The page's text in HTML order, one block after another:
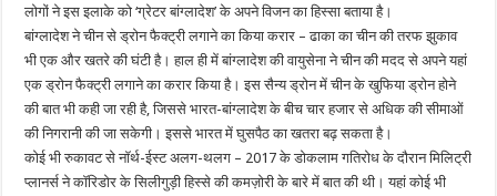
लोगों ने इस इलाके को ‘ग्रेटर बांग्लादेश’ के अपने विजन का हिस्सा बताया है।
बांग्लादेश ने चीन से ड्रोन फैक्ट्री लगाने का किया करार – ढाका का चीन की तरफ झुकाव
भी एक और खतरे की घंटी है। हाल ही में बांग्लादेश की वायुसेना ने चीन की मदद से अपने यहां
एक ड्रोन फैक्ट्री लगाने का करार किया है। इस सैन्य ड्रोन में चीन के खुफिया ड्रोन होने
की बात भी कही जा रही है, जिससे भारत-बांग्लादेश के बीच चार हजार से अधिक की सीमाओं
की निगरानी की जा सकेगी। इससे भारत में घुसपैठ का खतरा बढ़ सकता है।
कोई भी रुकावट से नॉर्थ-ईस्ट अलग-थलग – 2017 के डोकलाम गतिरोध के दौरान मिलिट्री
प्लानर्स ने कॉरिडोर के सिलीगुड़ी हिस्से की कमज़ोरी के बारे में बात की थी। यहां कोई भी